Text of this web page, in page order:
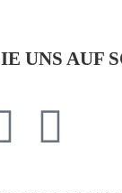
UNS AUF